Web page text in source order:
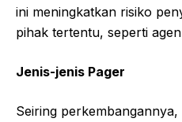
ini meningkatkan risiko
pihak tertentu, seperti
Jenis-jenis Pager
Seiring